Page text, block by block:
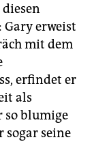
erweist
mit dem
erfindet er
als
so blumige
sogar seine